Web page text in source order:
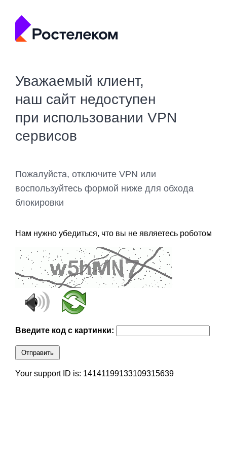
Уважаемый клиент,
наш сайт недоступен
при использовании VPN
сервисов
Пожалуйста, отключите VPN или
воспользуйтесь формой ниже для обхода
блокировки
Нам нужно убедиться, что вы не являетесь роботом
Введите код с картинки:
Отправить
Your support ID is: 14141199133109315639